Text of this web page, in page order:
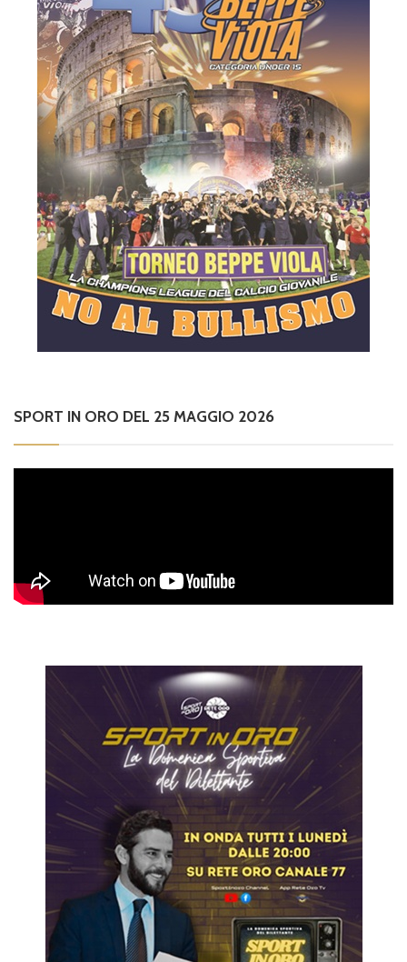
SPORT IN ORO DEL 25 MAGGIO 2026